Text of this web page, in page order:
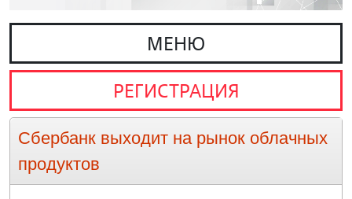
МЕНЮ
РЕГИСТРАЦИЯ
Сбербанк выходит на рынок облачных
продуктов